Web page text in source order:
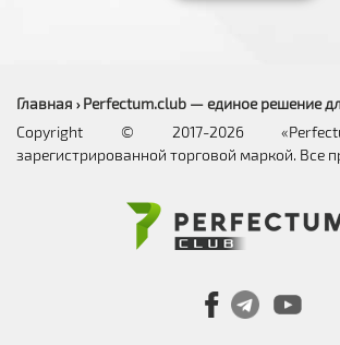
Главная › Perfectum.club — единое решение
Copyright © 2017-2026
зарегистрированной торговой маркой. Все